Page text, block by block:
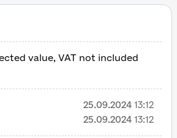
value, VAT not included
25.09.2024 13:12
25.09.2024 13:12